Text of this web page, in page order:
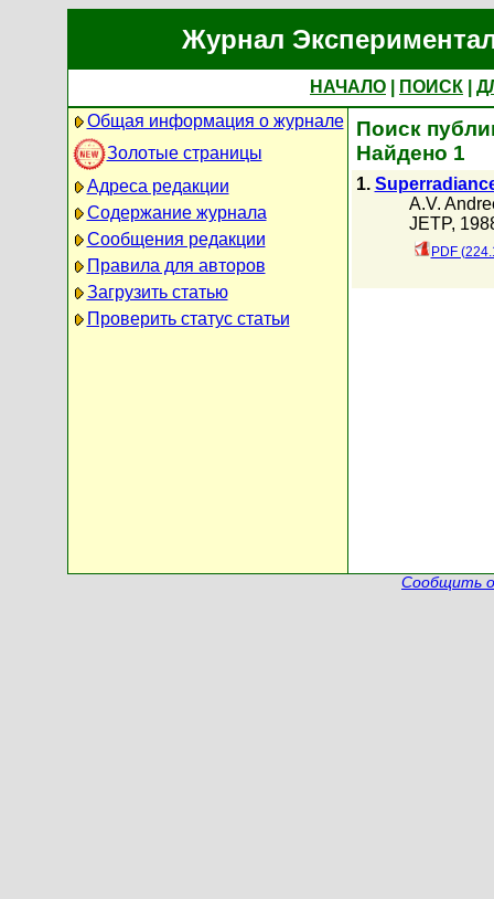
Журнал
НАЧАЛО ПОИСК
Общая информация о журнале
Золотые страницы
Адреса редакции
Содержание журнала
Сообщения редакции
Правила для авторов
Загрузить статью
Проверить статус статьи
Поиск
Найдено 1
1.
A.V.
JETP,
PDF
Сообщить о